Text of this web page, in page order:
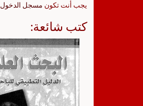
يجب أنت تكون مسجل الدخول
كتب شائعة: